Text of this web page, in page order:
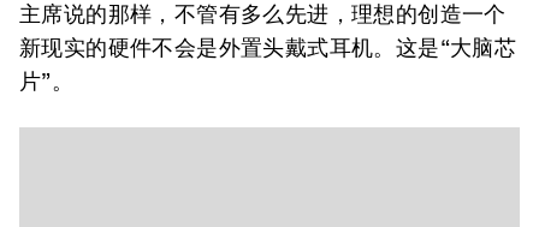
主席说的那样，不管有多么先进，理想的创造一个
新现实的硬件不会是外置头戴式耳机。这是“大脑芯
片”。